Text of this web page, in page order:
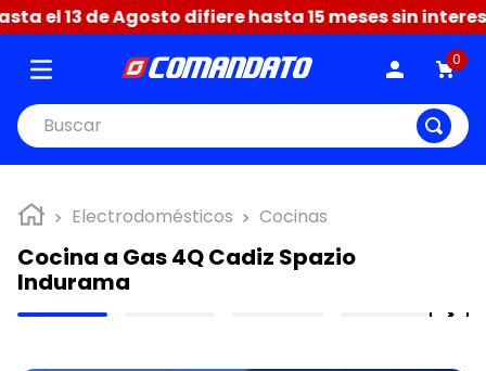
el 13 de Agosto difiere hasta 15 meses sin
0
Buscar
Electrodomésticos Cocinas
Cocina a Gas 4Q Cadiz Spazio
Indurama